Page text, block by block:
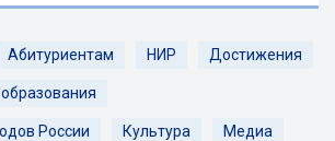
Абитуриентам НИР Достижения
России Культура Медиа